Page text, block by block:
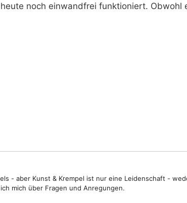
noch einwandfrei funktioniert. Obwohl
- aber Kunst & Krempel ist nur eine Leidenschaft -
mich über Fragen und Anregungen.